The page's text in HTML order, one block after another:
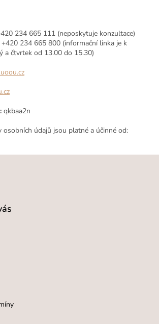
234 665 111 (neposkytuje konzultace)
234 665 800 (informační linka je k
a čtvrtek od 13.00 do 15.30)
qkbaa2n
osobních údajů jsou platné a účinné od: